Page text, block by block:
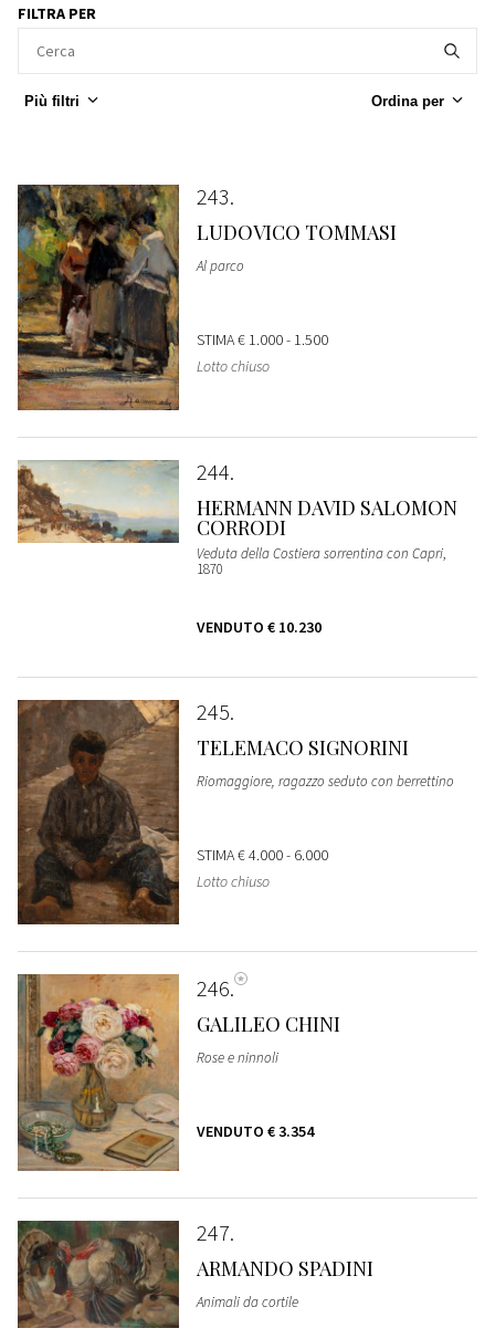
FILTRA PER
Più filtri Ordina per
243
LUDOVICO TOMMASI
Al parco
STIMA€ 1.000 - 1.500
Lotto chiuso
244
HERMANN DAVID SALOMON
CORRODI
Veduta della Costiera sorrentina con Capri,
1870
VENDUTO € 10.230
245
TELEMACO SIGNORINI
Riomaggiore, ragazzo seduto con berrettino
STIMA€ 4.000 - 6.000
Lotto chiuso
246
GALILEO CHINI
Rose e ninnoli
VENDUTO € 3.354
247
ARMANDO SPADINI
Animali da cortile